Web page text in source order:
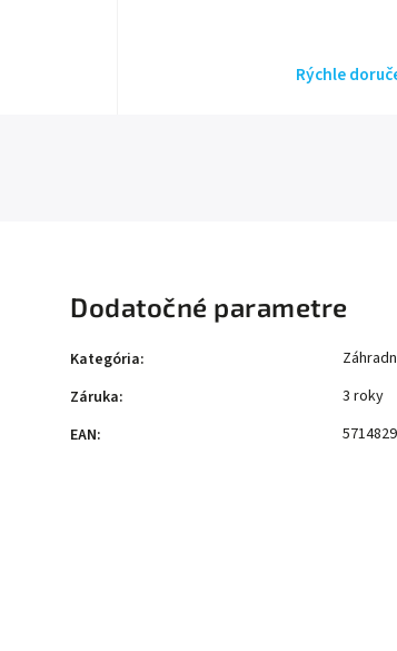
Rýchle
Dodatočné parametre
Kategória:
Záruka:
3 roky
EAN: